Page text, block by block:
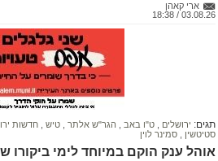
ארי קאהן
03.08.26 / 18:38
תגים: ירושלים ט"ו באב הגר"ש אלתר טיש חדשות
סטיטשין
סמינר לוין
אוהל ענק הוקם במיוחד לימי